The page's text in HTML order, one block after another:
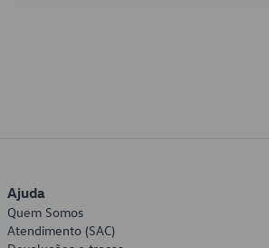
Ajuda
Quem Somos
Atendimento (SAC)